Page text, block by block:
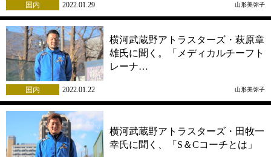
国内 2022.01.29 山形美弥子
横河武蔵野アトラスターズ・萩原章
雄氏に聞く。「メディカルチーフト
レーナ…
国内 2022.01.22 山形美弥子
横河武蔵野アトラスターズ・田牧一
幸氏に聞く、「S＆Cコーチとは」